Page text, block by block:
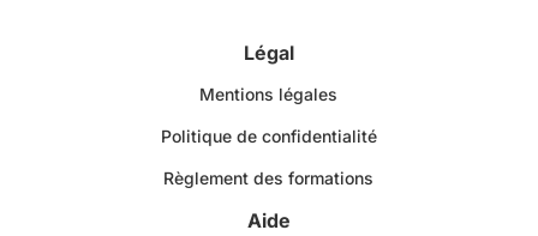
Légal
Mentions légales
Politique de confidentialité
Règlement des formations
Aide